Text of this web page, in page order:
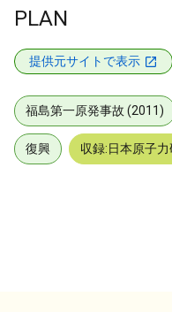
PLAN
提供元サイトで表示
福島第一原発事故 (2011)
復興 収録:日本原子